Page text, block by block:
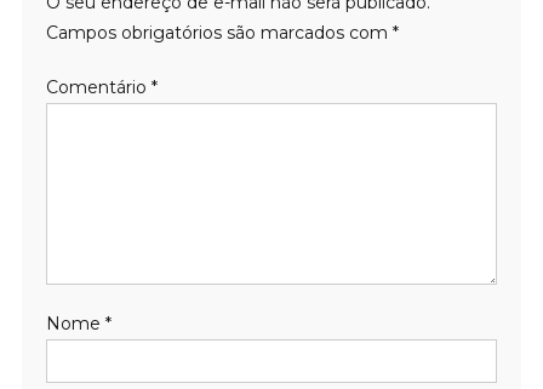
Campos obrigatórios são marcados com *
Comentário *
Nome *